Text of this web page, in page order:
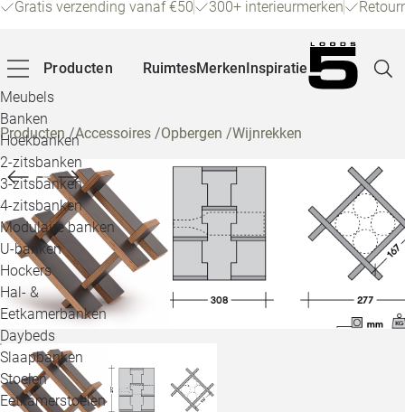
Gratis verzending vanaf €50 300+ interieurmerken
Producten
Meubels
Banken
Hoekbanken
2-zitsbanken
3-zitsbanken
4-zitsbanken
Modulaire banken
U-banken
Hockers
Hal- &
Eetkamerbanken
Daybeds
Slaapbanken
Stoelen
Eetkamerstoelen
RuimtesMerkenInspiratie
Producten/Accessoires /Opbergen /Wijnrekken